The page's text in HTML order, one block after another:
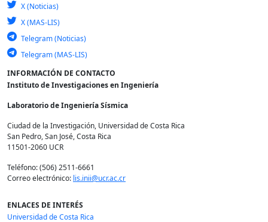
X (Noticias)
X (MAS-LIS)
Telegram (Noticias)
Telegram (MAS-LIS)
INFORMACIÓN DE CONTACTO
Instituto de Investigaciones en Ingeniería
Laboratorio de Ingeniería Sísmica
Ciudad de la Investigación, Universidad de Costa Rica
San Pedro, San José, Costa Rica
11501-2060 UCR
Teléfono: (506) 2511-6661
Correo electrónico: lis.inii@ucr.ac.cr
ENLACES DE INTERÉS
Universidad de Costa Rica